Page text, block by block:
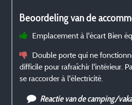
Beoordeling van de
Emplacement à l'écart Bien
Double porte qui ne
difficile pour rafraîchir l'intérieur.
se raccorder à l'électricité.
Reactie van de camping/